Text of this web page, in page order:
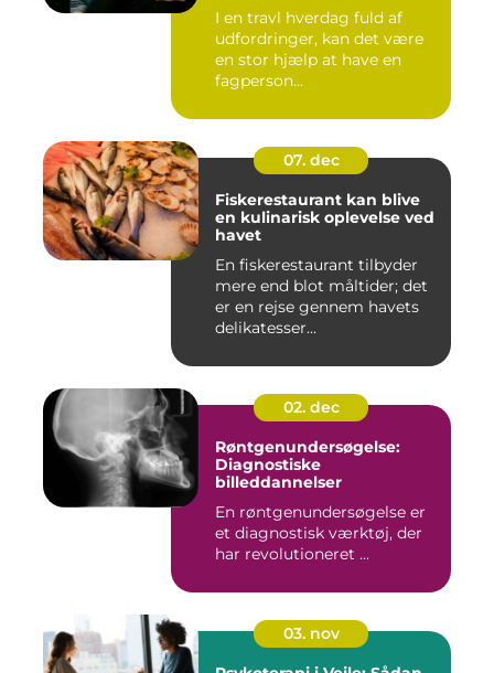
I en travl hverdag fuld af
udfordringer, kan det være
en stor hjælp at have en
fagperson...
07. dec
Fiskerestaurant kan blive
en kulinarisk oplevelse ved
havet
En fiskerestaurant tilbyder
mere end blot måltider; det
er en rejse gennem havets
delikatesser...
02. dec
Røntgenundersøgelse:
Diagnostiske
billeddannelser
En røntgenundersøgelse er
et diagnostisk værktøj, der
har revolutioneret ...
03. nov